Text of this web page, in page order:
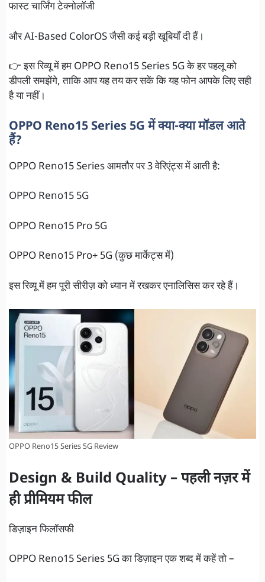
फास्ट चार्जिंग टेक्नोलॉजी
और AI-Based ColorOS जैसी कई बड़ी खूबियाँ दी हैं।
👉 इस रिव्यू में हम OPPO Reno15 Series 5G के हर पहलू को
डीपली समझेंगे, ताकि आप यह तय कर सकें कि यह फोन आपके लिए सही
है या नहीं।
OPPO Reno15 Series 5G में क्या-क्या मॉडल आते
हैं?
OPPO Reno15 Series आमतौर पर 3 वेरिएंट्स में आती है:
OPPO Reno15 5G
OPPO Reno15 Pro 5G
OPPO Reno15 Pro+ 5G (कुछ मार्केट्स में)
इस रिव्यू में हम पूरी सीरीज़ को ध्यान में रखकर एनालिसिस कर रहे हैं।
OPPO Reno15 Series 5G Review
Design & Build Quality – पहली नज़र में
ही प्रीमियम फील
डिज़ाइन फिलॉसफी
OPPO Reno15 Series 5G का डिज़ाइन एक शब्द में कहें तो –